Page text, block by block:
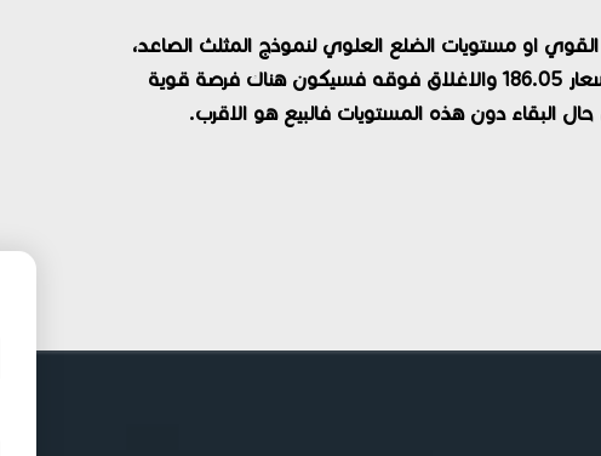
او مستويات الضلع العلوي لنموذج المثلث الصاعد،
الان في حال الصعود واختراق هذه المستويات عند أسعار 186.05 والاغلاق فوقه فسيكون هناك فرصة قوية